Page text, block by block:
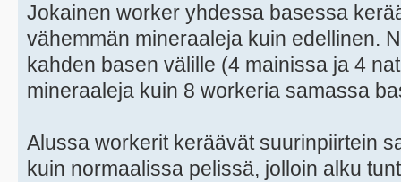
Jokainen worker yhdessa basessa
vähemmän mineraaleja kuin edellinen.
kahden basen välille (4 mainissa ja 4
mineraaleja kuin 8 workeria samassa
Alussa workerit keräävät suurinpiirtein
kuin normaalissa pelissä, jolloin alku